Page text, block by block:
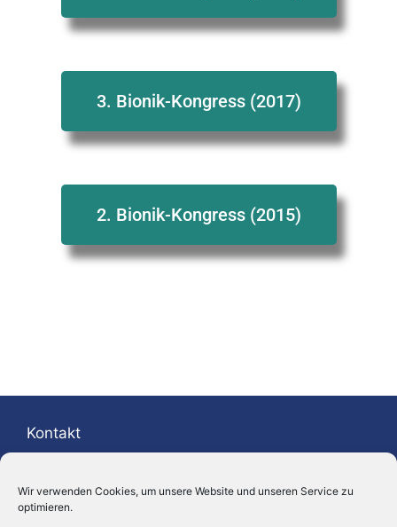
Wir verwenden Cookies, um unsere Website und unseren Service zu
optimieren.
3. Bionik-Kongress (2017)
2. Bionik-Kongress (2015)
Kontakt
Tel.: +49 621 – 31 88 04 70